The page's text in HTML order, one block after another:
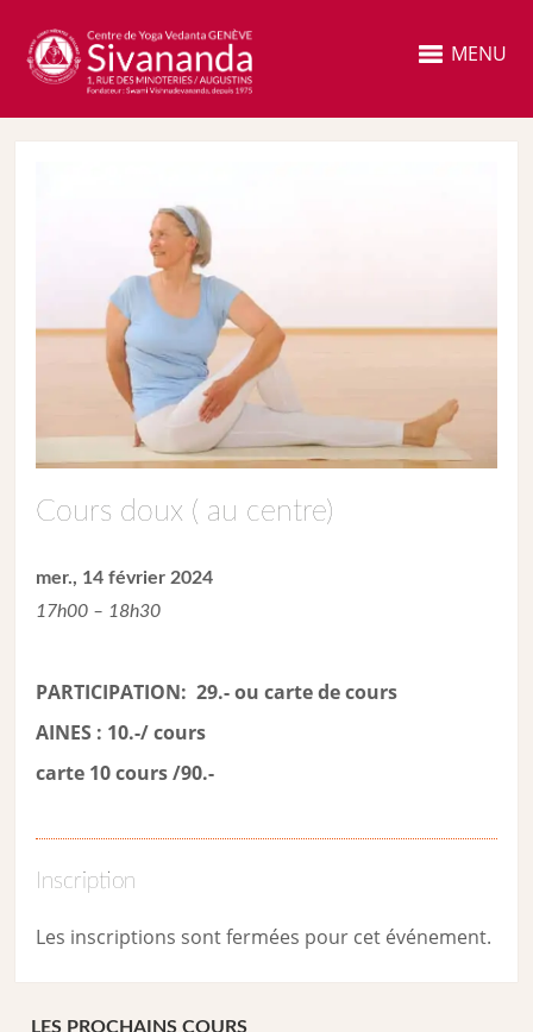
MENU
Cours doux ( au centre)
mer., 14 février 2024
17h00 – 18h30
PARTICIPATION: 29.- ou carte de cours
AINES : 10.-/ cours
carte 10 cours /90.-
Inscription
Les inscriptions sont fermées pour cet événement.
LES PROCHAINS COURS